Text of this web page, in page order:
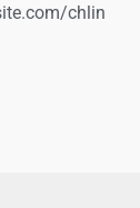
chlin